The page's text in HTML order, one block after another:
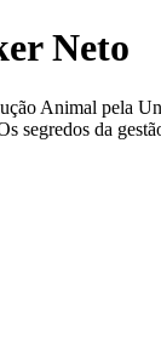
Neto
Animal pela
segredos da